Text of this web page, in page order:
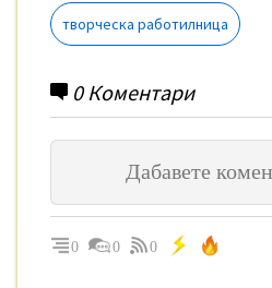
творческа работилница
0Коментари
0 0 0